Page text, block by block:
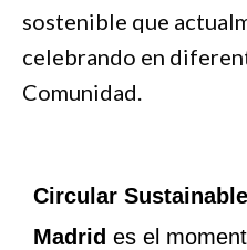
sostenible que
celebrando en
Comunidad.
Circular
Madrid es el